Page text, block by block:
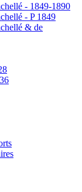
- 1849-1890
- P 1849
& de